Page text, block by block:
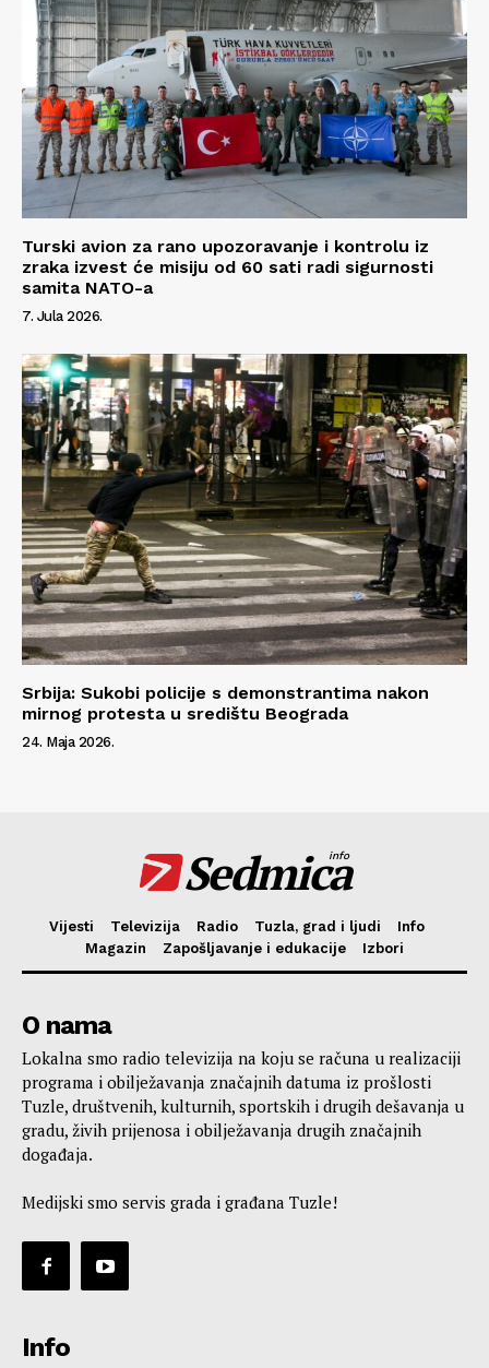
Turski avion za rano upozoravanje i kontrolu iz
zraka izvest će misiju od 60 sati radi sigurnosti
samita NATO-a
7. Jula 2026.
Srbija: Sukobi policije s demonstrantima nakon
mirnog protesta u središtu Beograda
24. Maja 2026.
Sedmica
info
Vijesti Televizija Radio Tuzla, grad i ljudi
Info
Magazin
Zapošljavanje i edukacije Izbori
O nama
Lokalna smo radio televizija na koju se računa u realizaciji
programa i obilježavanja značajnih datuma iz prošlosti
Tuzle, društvenih, kulturnih, sportskih i drugih dešavanja u
gradu, živih prijenosa i obilježavanja drugih značajnih
događaja.
Medijski smo servis grada i građana Tuzle!
Info